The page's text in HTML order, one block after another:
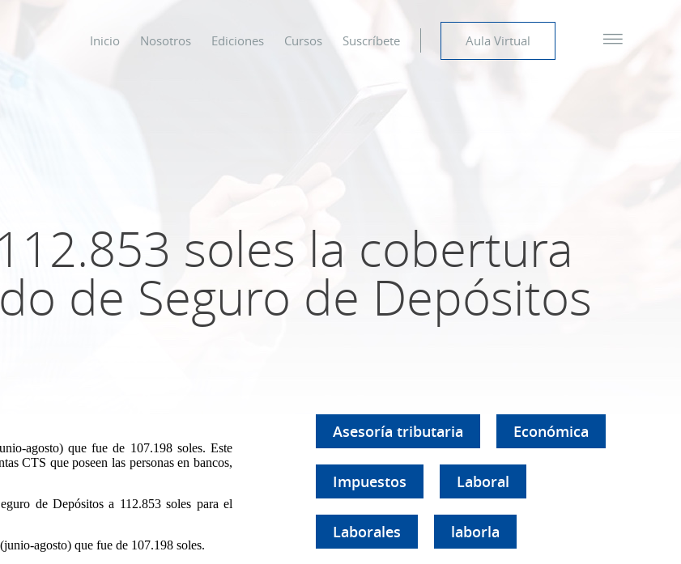
Inicio Nosotros Ediciones Cursos Suscríbete Aula Virtual
soles la cobertura
de Seguro de Depósitos
agosto) que fue de 107.198 soles. Este
CTS que poseen las personas en bancos,
de Depósitos a 112.853 soles para el
agosto) que fue de 107.198 soles.
Asesoría tributaria Económica
Impuestos Laboral
Laborales laborla